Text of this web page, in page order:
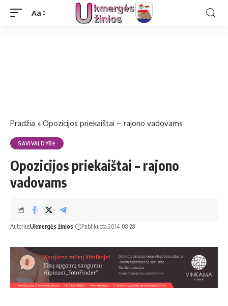
Aa
Pradžia » Opozicijos priekaištai – rajono vadovams
SAVIVALDYBĖ
Opozicijos priekaištai – rajono
vadovams
AutoriusUkmergės žinios Publikuota 2014-08-28